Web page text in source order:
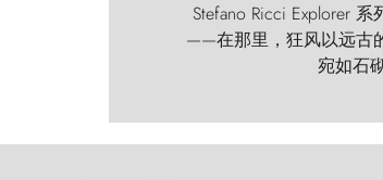
Stefano Ricci Explorer
——在那里，狂风以远古
宛如石